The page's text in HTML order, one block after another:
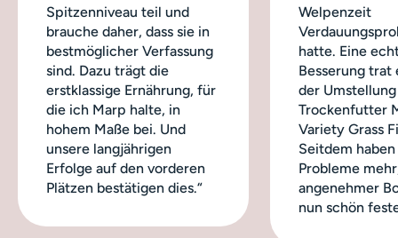
Spitzenniveau teil und
brauche daher, dass sie in
bestmöglicher Verfassung
sind. Dazu trägt die
erstklassige Ernährung, für
die ich Marp halte, in
hohem Maße bei. Und
unsere langjährigen
Erfolge auf den vorderen
Plätzen bestätigen dies.“
Welpenzeit
hatte. Eine
Besserung trat
der
Trockenfutter
Variety Grass
Seitdem
Probleme
angenehmer
nun schön